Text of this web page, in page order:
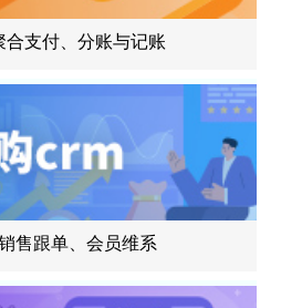
合支付、分账与记账
售跟单、会员维系